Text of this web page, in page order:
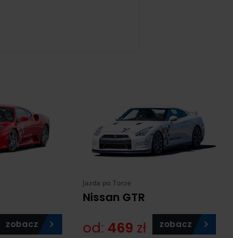
zobacz
Jazda po Torze
Nissan GTR
od: 469 zł zobacz